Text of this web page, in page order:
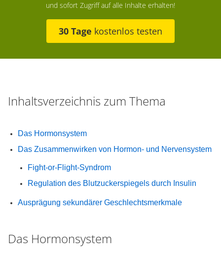
und sofort Zugriff auf alle Inhalte erhalten!
30 Tage kostenlos testen
Inhaltsverzeichnis zum Thema
Das Hormonsystem
Das Zusammenwirken von Hormon- und Nervensystem
Fight-or-Flight-Syndrom
Regulation des Blutzuckerspiegels durch Insulin
Ausprägung sekundärer Geschlechtsmerkmale
Das Hormonsystem